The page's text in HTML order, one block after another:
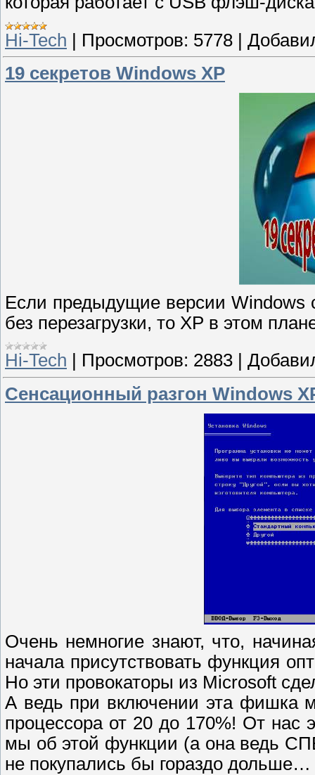
Hi-Tech | Просмотров: 5778 |
19 секретов Windows XP
Если предыдущие версии Windows
без перезагрузки, то ХР в этом
Hi-Tech
Просмотров: 2883
Сенсационный разгон Windows
Очень немногие знают, что,
начала присутствовать функция
Но эти провокаторы из Microsoft
А ведь при включении эта фишка
процессора от 20 до 170%! От нас
мы об этой функции (а она ведь
не покупались бы гораздо дольше…